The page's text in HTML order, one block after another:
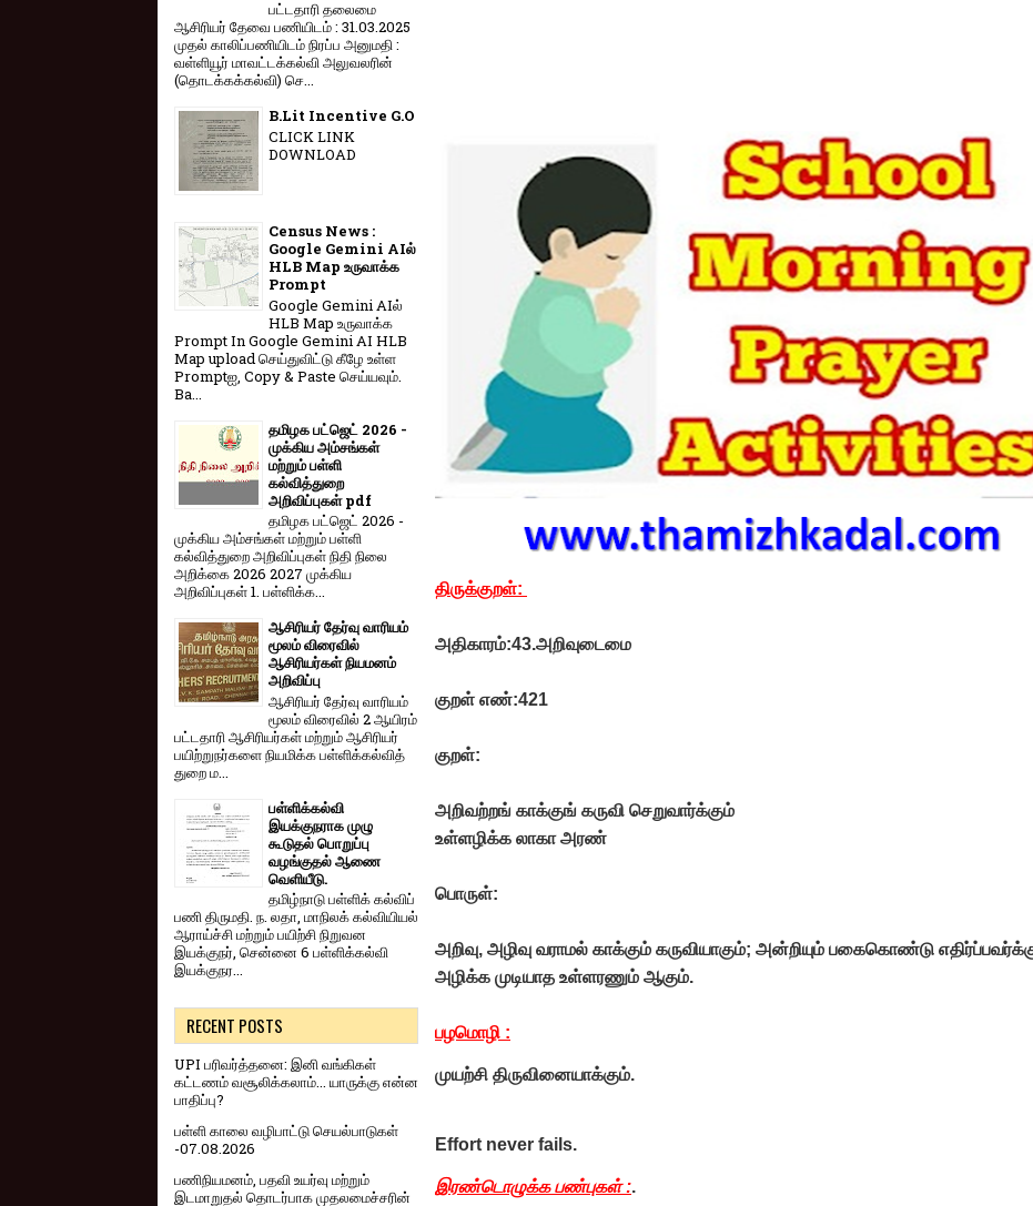
திருக்குறள்:
அதிகாரம்:43.அறிவுடைமை
குறள் எண்:421
குறள்:
அறிவற்றங் காக்குங் கருவி செறுவார்க்கும்
உள்ளழிக்க லாகா அரண்
பொருள்:
அறிவு, அழிவு வராமல்‌ காக்கும்‌ கருவியாகும்‌; அன்றியும்‌ பகைகொண்டு
அழிக்க முடியாத உள்ளரணும்‌ ஆகும்‌.
பழமொழி :
முயற்சி திருவினையாக்கும்.
Effort never fails.
இரண்டொழுக்க பண்புகள் :.
பட்டதாரி தலைமை
ஆசிரியர் தேவை பணியிடம் : 31.03.2025
முதல் காலிப்பணியிடம் நிரப்ப அனுமதி :
வள்ளியூர் மாவட்டக்கல்வி அலுவலரின்
(தொடக்கக்கல்வி) செ...
B.Lit Incentive G.O
CLICK LINK
DOWNLOAD
Census News :
Google Gemini AIல்
HLB Map உருவாக்க
Prompt
Google Gemini AIல்
HLB Map உருவாக்க
Prompt In Google Gemini AI HLB
Map upload செய்துவிட்டு கீழே உள்ள
Promptஐ, Copy & Paste செய்யவும்.
Ba...
தமிழக பட்ஜெட் 2026 -
முக்கிய அம்சங்கள்
மற்றும் பள்ளி
கல்வித்துறை
அறிவிப்புகள் pdf
தமிழக பட்ஜெட் 2026 -
முக்கிய அம்சங்கள் மற்றும் பள்ளி
கல்வித்துறை அறிவிப்புகள் நிதி நிலை
அறிக்கை 2026 2027 முக்கிய
அறிவிப்புகள் 1. பள்ளிக்க...
ஆசிரியர் தேர்வு வாரியம்
மூலம் விரைவில்
ஆசிரியர்கள் நியமனம்
அறிவிப்பு
ஆசிரியர் தேர்வு வாரி​யம்
மூலம் விரை​வில் 2 ஆயிரம்
பட்​ட​தாரி ஆசிரியர்​கள் மற்​றும் ஆசிரியர்
பயிற்றுநர்​களை நியமிக்க பள்​ளிக்​கல்​வித்​
துறை ம...
பள்ளிக்கல்வி
இயக்குநராக முழு
கூடுதல் பொறுப்பு
வழங்குதல் ஆணை
வெளியீடு.
தமிழ்நாடு பள்ளிக் கல்விப்
பணி திருமதி. ந. லதா, மாநிலக் கல்வியியல்
ஆராய்ச்சி மற்றும் பயிற்சி நிறுவன
இயக்குநர், சென்னை 6 பள்ளிக்கல்வி
இயக்குநர...
RECENT POSTS
UPI பரிவர்த்தனை: இனி வங்கிகள்
கட்டணம் வசூலிக்கலாம்... யாருக்கு என்ன
பாதிப்பு?
பள்ளி காலை வழிபாட்டு செயல்பாடுகள்
-07.08.2026
பணிநியமனம், பதவி உயர்வு மற்றும்
இடமாறுதல் தொடர்பாக முதலமைச்சரின்